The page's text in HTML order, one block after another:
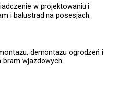
w projektowaniu i
i balustrad na posesjach.
demontażu ogrodzeń i
bram wjazdowych.